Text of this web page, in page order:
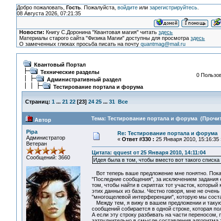
Добро пожаловать, Гость. Пожалуйста, войдитеили зарегистрируйтесь.
08 Августа 2026, 07:21:35
Новости: Книгу С.Доронина "Квантовая магия" читатьздесь
Материалы старого сайта "Физика Магии" доступны для просмотраздесь
О замеченных глюках просьба писать на почтуquantmag@mail.ru
Квантовый Портал
Технические разделы
Административный раздел
Тестирование портала и форума
0
Страниц: 1 ... 21 22[23] 24 25 ... 31 Все
Автор Тема: Тестирование портала и форума
Pipa
Администратор
Ветеран
Сообщений: 3660
Re: Тестирование портала и форума
« Ответ #330 : 25 Января 2010, 15:16:35
Цитата: qquest от 25 Января 2010, 14:11:04
Идея была в том, чтобы вместо вот такого
Вот теперь ваше предложение мне понятно.
"Последние сообщения", за исключением задания
том, чтобы найти в скриптах тот участок,
этих данных из базы. Честно говоря, мне не
"многощелевой интерференции", которую мы
Между тем, я вижу в вашем предложении и такую
сообщений собирается в одной строке, которая
А если эту строку разбивать на части